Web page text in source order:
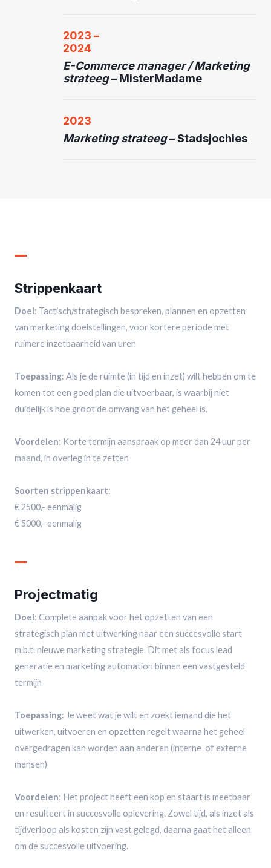
2023 –
2024
E-Commerce manager / Marketing
strateeg– MisterMadame
2023
Marketing strateeg–Stadsjochies
Strippenkaart
Doel: Tactisch/strategisch bespreken, plannen en opzetten
van marketing doelstellingen, voor kortere periode met
ruimere inzetbaarheid van uren
Toepassing: Als je de ruimte (in tijd en inzet) wilt hebben om te
komen tot een goed plan die uitvoerbaar, is waarbij niet
duidelijk is hoe groot de omvang van het geheel is.
Voordelen: Korte termijn aanspraak op meer dan 24 uur per
maand, in overleg in te zetten
Soorten strippenkaart:
€ 2500,- eenmalig
€ 5000,- eenmalig
Projectmatig
Doel: Complete aanpak voor het opzetten van een
strategisch plan met uitwerking naar een succesvolle start
m.b.t. nieuwe marketing strategie. Dit met als focus lead
generatie en marketing automation binnen een vastgesteld
termijn
Toepassing: Je weet wat je wilt en zoekt iemand die het
uitwerken, uitvoeren en opzetten regelt waarna het geheel
overgedragen kan worden aan anderen (interne of externe
mensen)
Voordelen: Het project heeft een kop en staart is meetbaar
en resulteert in succesvolle oplevering. Zowel tijd, als inzet als
tijdverloop als kosten zijn vast gelegd, daarna gaat het alleen
om de succesvolle uitvoering.